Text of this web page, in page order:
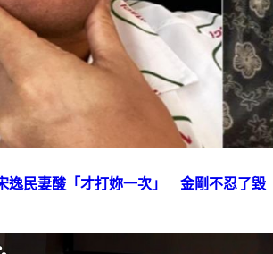
逸民妻酸「才打妳一次」 金剛不忍了毀